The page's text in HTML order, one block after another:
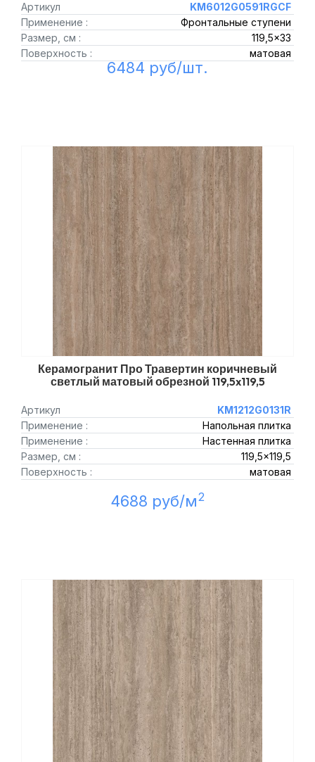
Артикул
KM6012G0591RGCF
Применение :
Фронтальные ступени
Размер, см :
119,5x33
Поверхность :
матовая
6484 руб/шт.
Керамогранит Про Травертин коричневый
светлый матовый обрезной 119,5x119,5
Артикул
KM1212G0131R
Применение :
Напольная плитка
Применение :
Настенная плитка
Размер, см :
119,5x119,5
Поверхность :
матовая
4688 руб/м2